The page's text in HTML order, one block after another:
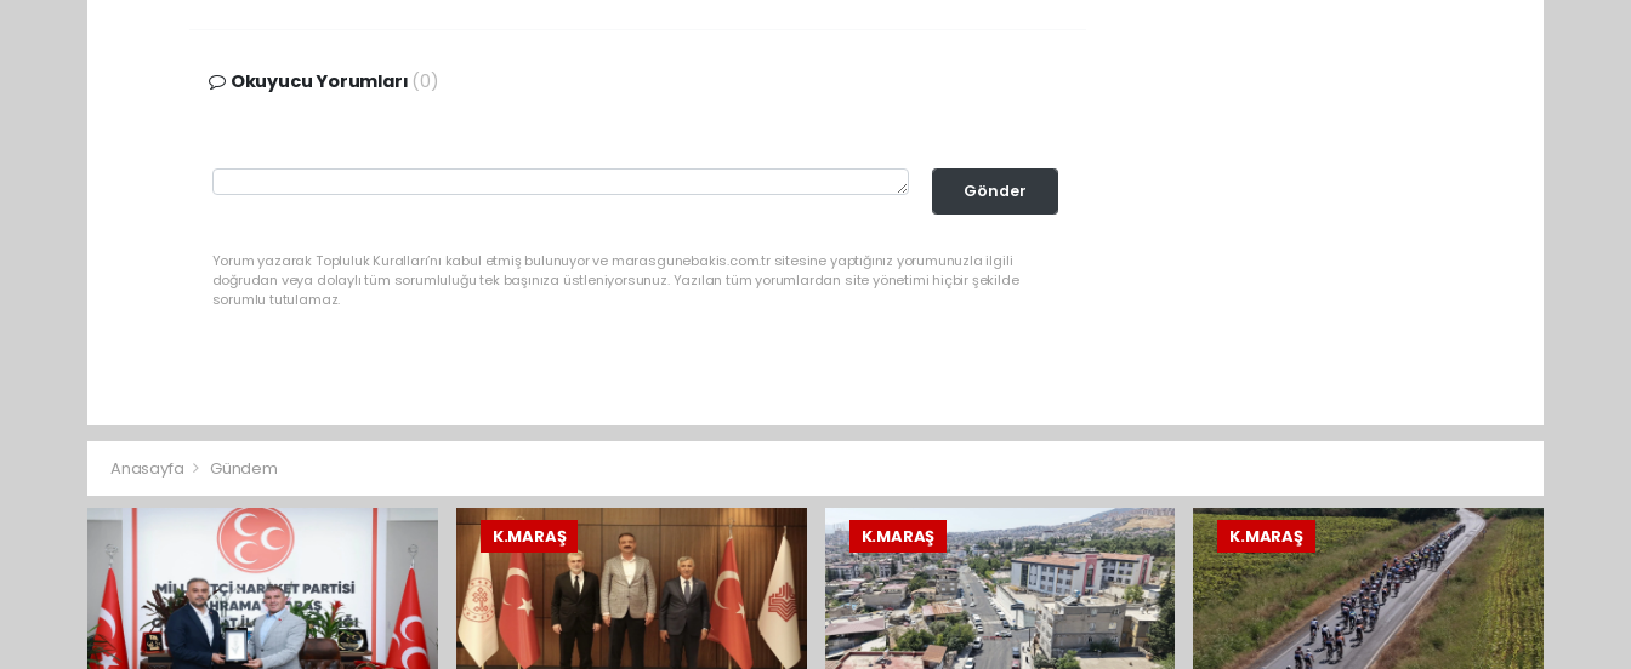
Okuyucu Yorumları (0)
Gönder
Yorum yazarak Topluluk Kuralları’nı kabul etmiş bulunuyor ve marasgunebakis.com.tr sitesine yaptığınız yorumunuzla ilgili
doğrudan veya dolaylı tüm sorumluluğu tek başınıza üstleniyorsunuz. Yazılan tüm yorumlardan site yönetimi hiçbir şekilde
sorumlu tutulamaz.
Anasayfa Gündem
K.MARAŞ K.MARAŞ K.MARAŞ